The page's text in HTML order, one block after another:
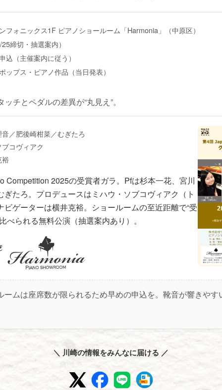
フォニックス1F ピアノショールーム「Harmonia」（中原区）
締切・抽選案内）
込（主催案内に従う）
ップス・ピアノ作品（当日発表）
チとペダルの差異が“丸見え”。
／肥後崎柑菜／むぎたろ
コヴィアク
裕
Competition 2025の受賞者ガラ。Pfは杉本一花、宮川
ぎたろ。プロデュースはミハウ・ソブコヴィアク（ト
ビゲーターは横井克裕。ショールームの至近距離で“受
べられる無料公演（抽選案内あり）。
ームは座席数が限られるため早めの申込を。靴音が響きや
＼ 川崎の情報をみんなに届ける ／